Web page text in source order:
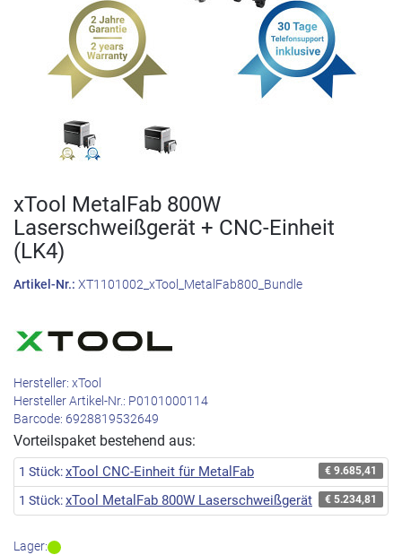
xTool MetalFab 800W
Laserschweißgerät + CNC-Einheit
(LK4)
Artikel-Nr.: XT1101002_xTool_MetalFab800_Bundle
Hersteller: xTool
Hersteller Artikel-Nr.: P0101000114
Barcode: 6928819532649
Vorteilspaket bestehend aus:
1 Stück:xTool CNC-Einheit für MetalFab € 9.685,41
1 Stück:xTool MetalFab 800W Laserschweißgerät € 5.234,81
Lager: